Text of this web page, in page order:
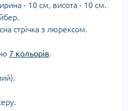
- 10 см, висота - 10 см.
стрічка з люрексом.
7 кольорів.